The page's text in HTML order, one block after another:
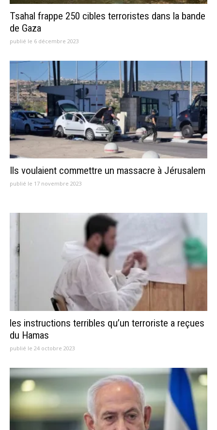
Tsahal frappe 250 cibles terroristes dans la bande
de Gaza
publié le 6 décembre 2023
Ils voulaient commettre un massacre à Jérusalem
publié le 17 novembre 2023
les instructions terribles qu’un terroriste a reçues
du Hamas
publié le 24 octobre 2023